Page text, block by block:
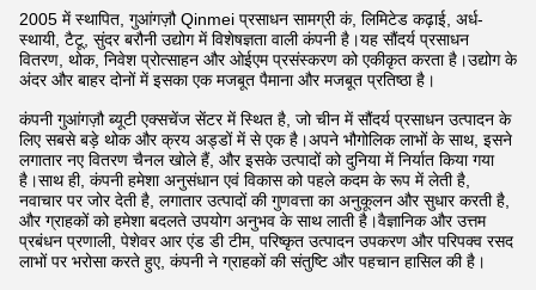
2005 में स्थापित, गुआंगज़ौ Qinmei प्रसाधन सामग्री कं, लिमिटेड कढ़ाई, अर्ध-
स्थायी, टैटू, सुंदर बरौनी उद्योग में विशेषज्ञता वाली कंपनी है।यह सौंदर्य प्रसाधन
वितरण, थोक, निवेश प्रोत्साहन और ओईएम प्रसंस्करण को एकीकृत करता है।उद्योग के
अंदर और बाहर दोनों में इसका एक मजबूत पैमाना और मजबूत प्रतिष्ठा है।
कंपनी गुआंगज़ौ ब्यूटी एक्सचेंज सेंटर में स्थित है, जो चीन में सौंदर्य प्रसाधन उत्पादन के
लिए सबसे बड़े थोक और क्रय अड्डों में से एक है।अपने भौगोलिक लाभों के साथ, इसने
लगातार नए वितरण चैनल खोले हैं, और इसके उत्पादों को दुनिया में निर्यात किया गया
है।साथ ही, कंपनी हमेशा अनुसंधान एवं विकास को पहले कदम के रूप में लेती है,
नवाचार पर जोर देती है, लगातार उत्पादों की गुणवत्ता का अनुकूलन और सुधार करती है,
और ग्राहकों को हमेशा बदलते उपयोग अनुभव के साथ लाती है।वैज्ञानिक और उत्तम
प्रबंधन प्रणाली, पेशेवर आर एंड डी टीम, परिष्कृत उत्पादन उपकरण और परिपक्व रसद
लाभों पर भरोसा करते हुए, कंपनी ने ग्राहकों की संतुष्टि और पहचान हासिल की है।